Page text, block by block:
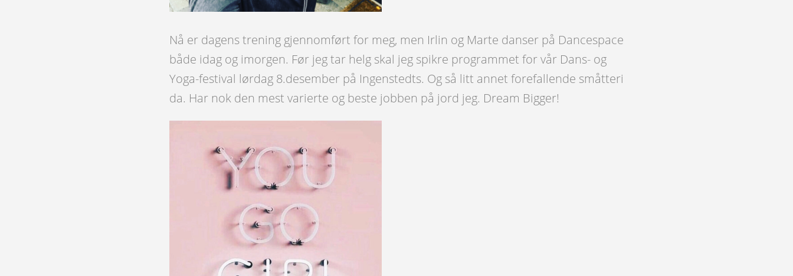
Nå er dagens trening gjennomført for meg, men Irlin og Marte danser på Dancespace
både idag og imorgen. Før jeg tar helg skal jeg spikre programmet for vår Dans- og
Yoga-festival lørdag 8.desember på Ingenstedts. Og så litt annet forefallende småtteri
da. Har nok den mest varierte og beste jobben på jord jeg. Dream Bigger!